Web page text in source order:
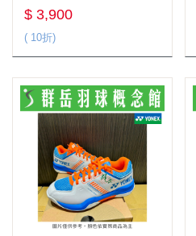
$ 3,900
( 10折)